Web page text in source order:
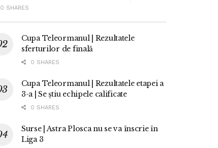
0 SHARES
Cupa Teleormanul | Rezultatele
sferturilor de finală
0 SHARES
Cupa Teleormanul | Rezultatele etapei a
3-a | Se știu echipele calificate
0 SHARES
Surse | Astra Plosca nu se va înscrie în
Liga 3